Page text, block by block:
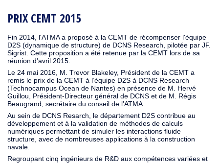
PRIX CEMT 2015
Fin 2014, l'ATMA a proposé à la CEMT de récompenser l'équipe
D2S (dynamique de structure) de DCNS Research, pilotée par JF.
Sigrist. Cette proposition a été retenue par la CEMT lors de sa
réunion d'avril 2015.
Le 24 mai 2016, M. Trevor Blakeley, Président de la CEMT a
remis le prix de la CEMT à l’équipe D2S à DCNS Research
(Technocampus Ocean de Nantes) en présence de M. Hervé
Guillou, Président-Directeur général de DCNS et de M. Régis
Beaugrand, secrétaire du conseil de l’ATMA.
Au sein de DCNS Resarch, le département D2S contribue au
développement et à la validation de méthodes de calculs
numériques permettant de simuler les interactions fluide
structure, avec de nombreuses applications à la construction
navale.
Regroupant cinq ingénieurs de R&D aux compétences variées et